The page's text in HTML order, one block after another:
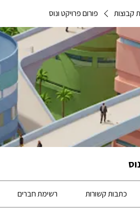
קבוצות פורום פרויקט ונוס
כתבות קשורות רשימת חברים